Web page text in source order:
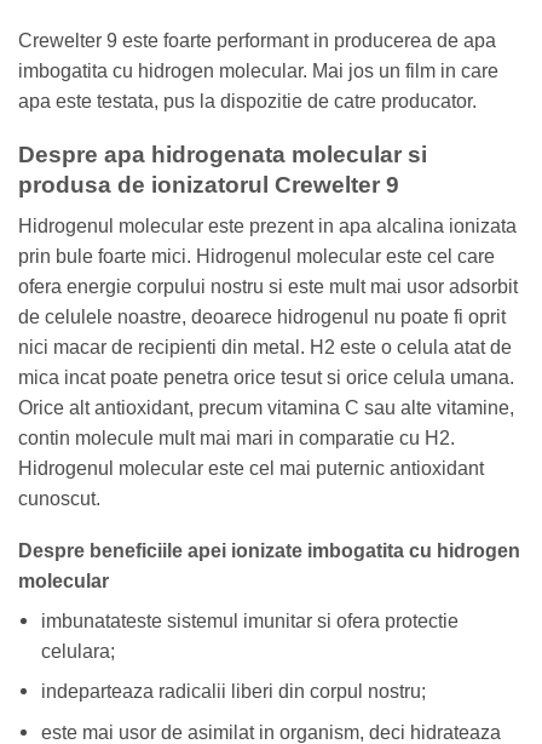
Crewelter 9 este foarte performant in producerea de apa
imbogatita cu hidrogen molecular. Mai jos un film in care
apa este testata, pus la dispozitie de catre producator.
Despre apa hidrogenata molecular si
produsa de ionizatorul Crewelter 9
Hidrogenul molecular este prezent in apa alcalina ionizata
prin bule foarte mici. Hidrogenul molecular este cel care
ofera energie corpului nostru si este mult mai usor adsorbit
de celulele noastre, deoarece hidrogenul nu poate fi oprit
nici macar de recipienti din metal. H2 este o celula atat de
mica incat poate penetra orice tesut si orice celula umana.
Orice alt antioxidant, precum vitamina C sau alte vitamine,
contin molecule mult mai mari in comparatie cu H2.
Hidrogenul molecular este cel mai puternic antioxidant
cunoscut.
Despre beneficiile apei ionizate imbogatita cu hidrogen
molecular
imbunatateste sistemul imunitar si ofera protectie
celulara;
indeparteaza radicalii liberi din corpul nostru;
este mai usor de asimilat in organism, deci hidrateaza